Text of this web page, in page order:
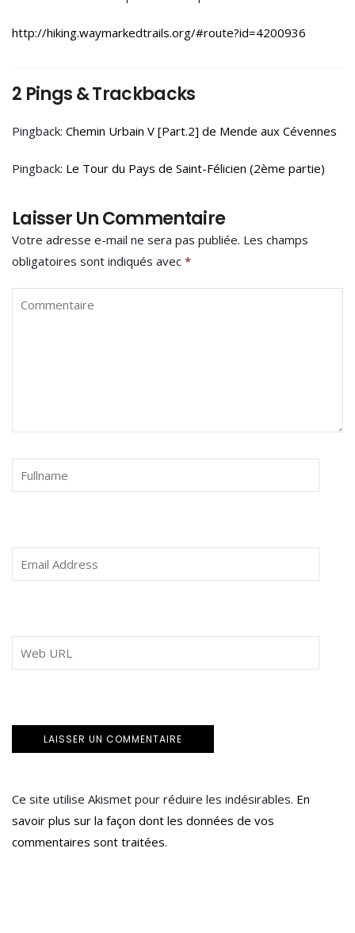
http://hiking.waymarkedtrails.org/#route?id=4200936
2 Pings & Trackbacks
Pingback: Chemin Urbain V [Part.2] de Mende aux Cévennes
Pingback: Le Tour du Pays de Saint-Félicien (2ème partie)
Laisser Un Commentaire
Votre adresse e-mail ne sera pas publiée. Les champs
obligatoires sont indiqués avec *
Ce site utilise Akismet pour réduire les indésirables. En
savoir plus sur la façon dont les données de vos
commentaires sont traitées.